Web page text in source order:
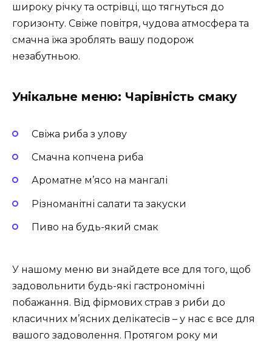
широку річку та острівці, що тягнуться до
горизонту. Свіже повітря, чудова атмосфера та
смачна їжа зроблять вашу подорож
незабутньою.
Унікальне меню: Чарівність смаку
Свіжа риба з улову
Смачна копчена риба
Ароматне м’ясо на мангалі
Різноманітні салати та закуски
Пиво на будь-який смак
У нашому меню ви знайдете все для того, щоб
задовольнити будь-які гастрономічні
побажання. Від фірмових страв з риби до
класичних м’ясних делікатесів – у нас є все для
вашого задоволення. Протягом року ми